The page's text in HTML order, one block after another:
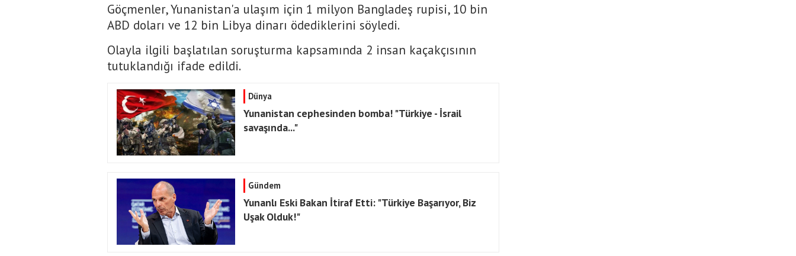
Göçmenler, Yunanistan'a ulaşım için 1 milyon Bangladeş rupisi, 10 bin
ABD doları ve 12 bin Libya dinarı ödediklerini söyledi.
Olayla ilgili başlatılan soruşturma kapsamında 2 insan kaçakçısının
tutuklandığı ifade edildi.
Dünya
Yunanistan cephesinden bomba! "Türkiye - İsrail
savaşında..."
Gündem
Yunanlı Eski Bakan İtiraf Etti: "Türkiye Başarıyor, Biz
Uşak Olduk!"